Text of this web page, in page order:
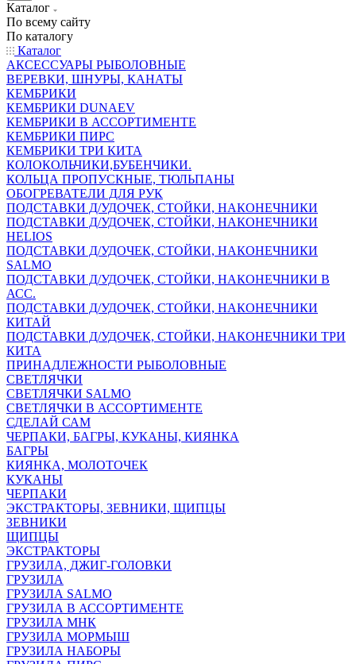
Каталог
По всему сайту
По каталогу
Каталог
АКСЕССУАРЫ РЫБОЛОВНЫЕ
ВЕРЕВКИ, ШНУРЫ, КАНАТЫ
КЕМБРИКИ
КЕМБРИКИ DUNAEV
КЕМБРИКИ В АССОРТИМЕНТЕ
КЕМБРИКИ ПИРС
КЕМБРИКИ ТРИ КИТА
КОЛОКОЛЬЧИКИ,БУБЕНЧИКИ.
КОЛЬЦА ПРОПУСКНЫЕ, ТЮЛЬПАНЫ
ОБОГРЕВАТЕЛИ ДЛЯ РУК
ПОДСТАВКИ Д/УДОЧЕК, СТОЙКИ, НАКОНЕЧНИКИ
ПОДСТАВКИ Д/УДОЧЕК, СТОЙКИ, НАКОНЕЧНИКИ
HELIOS
ПОДСТАВКИ Д/УДОЧЕК, СТОЙКИ, НАКОНЕЧНИКИ
SALMO
ПОДСТАВКИ Д/УДОЧЕК, СТОЙКИ, НАКОНЕЧНИКИ В
АСС.
ПОДСТАВКИ Д/УДОЧЕК, СТОЙКИ, НАКОНЕЧНИКИ
КИТАЙ
ПОДСТАВКИ Д/УДОЧЕК, СТОЙКИ, НАКОНЕЧНИКИ ТРИ
КИТА
ПРИНАДЛЕЖНОСТИ РЫБОЛОВНЫЕ
СВЕТЛЯЧКИ
СВЕТЛЯЧКИ SALMO
СВЕТЛЯЧКИ В АССОРТИМЕНТЕ
СДЕЛАЙ САМ
ЧЕРПАКИ, БАГРЫ, КУКАНЫ, КИЯНКА
БАГРЫ
КИЯНКА, МОЛОТОЧЕК
КУКАНЫ
ЧЕРПАКИ
ЭКСТРАКТОРЫ, ЗЕВНИКИ, ЩИПЦЫ
ЗЕВНИКИ
ЩИПЦЫ
ЭКСТРАКТОРЫ
ГРУЗИЛА, ДЖИГ-ГОЛОВКИ
ГРУЗИЛА
ГРУЗИЛА SALMO
ГРУЗИЛА В АССОРТИМЕНТЕ
ГРУЗИЛА МНК
ГРУЗИЛА МОРМЫШ
ГРУЗИЛА НАБОРЫ